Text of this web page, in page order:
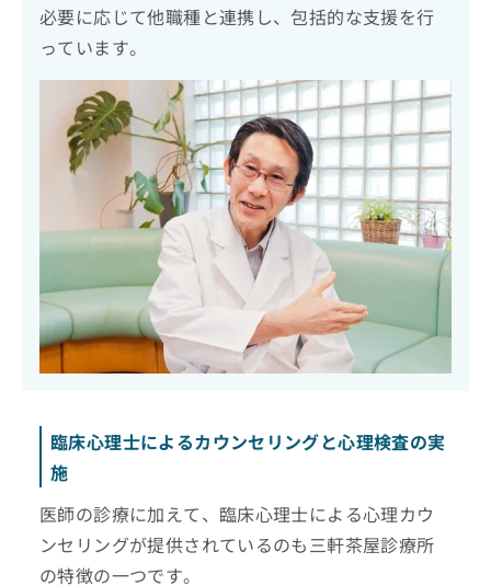
必要に応じて他職種と連携し、包括的な支援を行
っています。
臨床心理士によるカウンセリングと心理検査の実
施
医師の診療に加えて、臨床心理士による心理カウ
ンセリングが提供されているのも三軒茶屋診療所
の特徴の一つです。